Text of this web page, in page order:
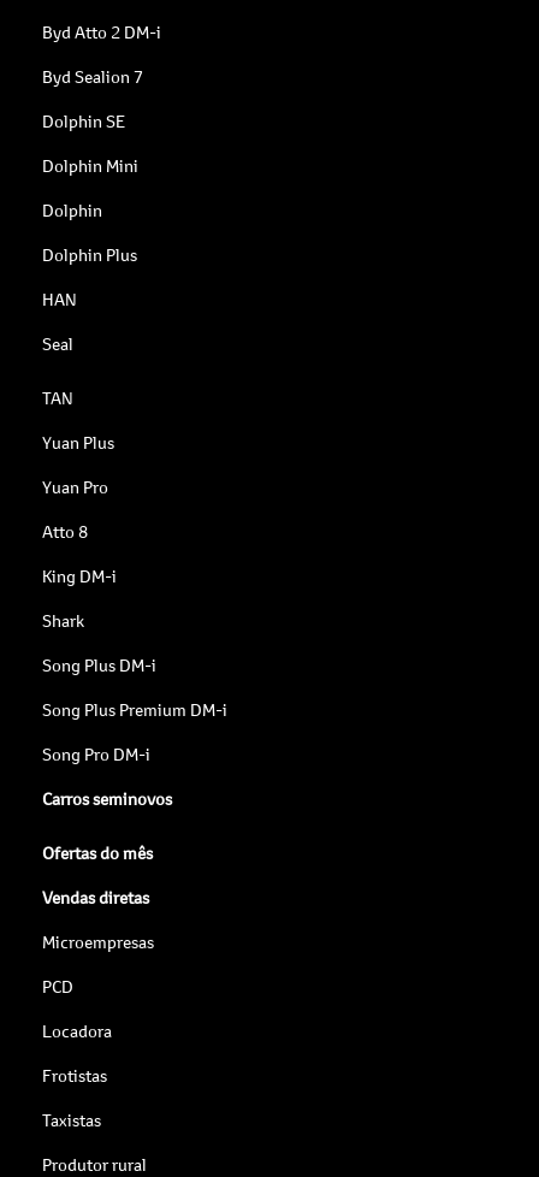
Byd Atto 2 DM-i
Byd Sealion 7
Dolphin SE
Dolphin Mini
Dolphin
Dolphin Plus
HAN
Seal
TAN
Yuan Plus
Yuan Pro
Atto 8
King DM-i
Shark
Song Plus DM-i
Song Plus Premium DM-i
Song Pro DM-i
Carros seminovos
Ofertas do mês
Vendas diretas
Microempresas
PCD
Locadora
Frotistas
Taxistas
Produtor rural